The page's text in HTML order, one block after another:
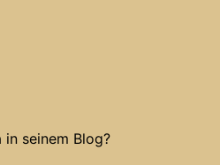
in seinem Blog?